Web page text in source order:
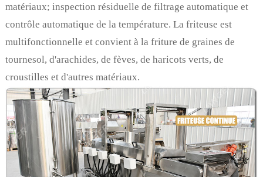
matériaux; inspection résiduelle de filtrage automatique et
contrôle automatique de la température. La friteuse est
multifonctionnelle et convient à la friture de graines de
tournesol, d'arachides, de fèves, de haricots verts, de
croustilles et d'autres matériaux.